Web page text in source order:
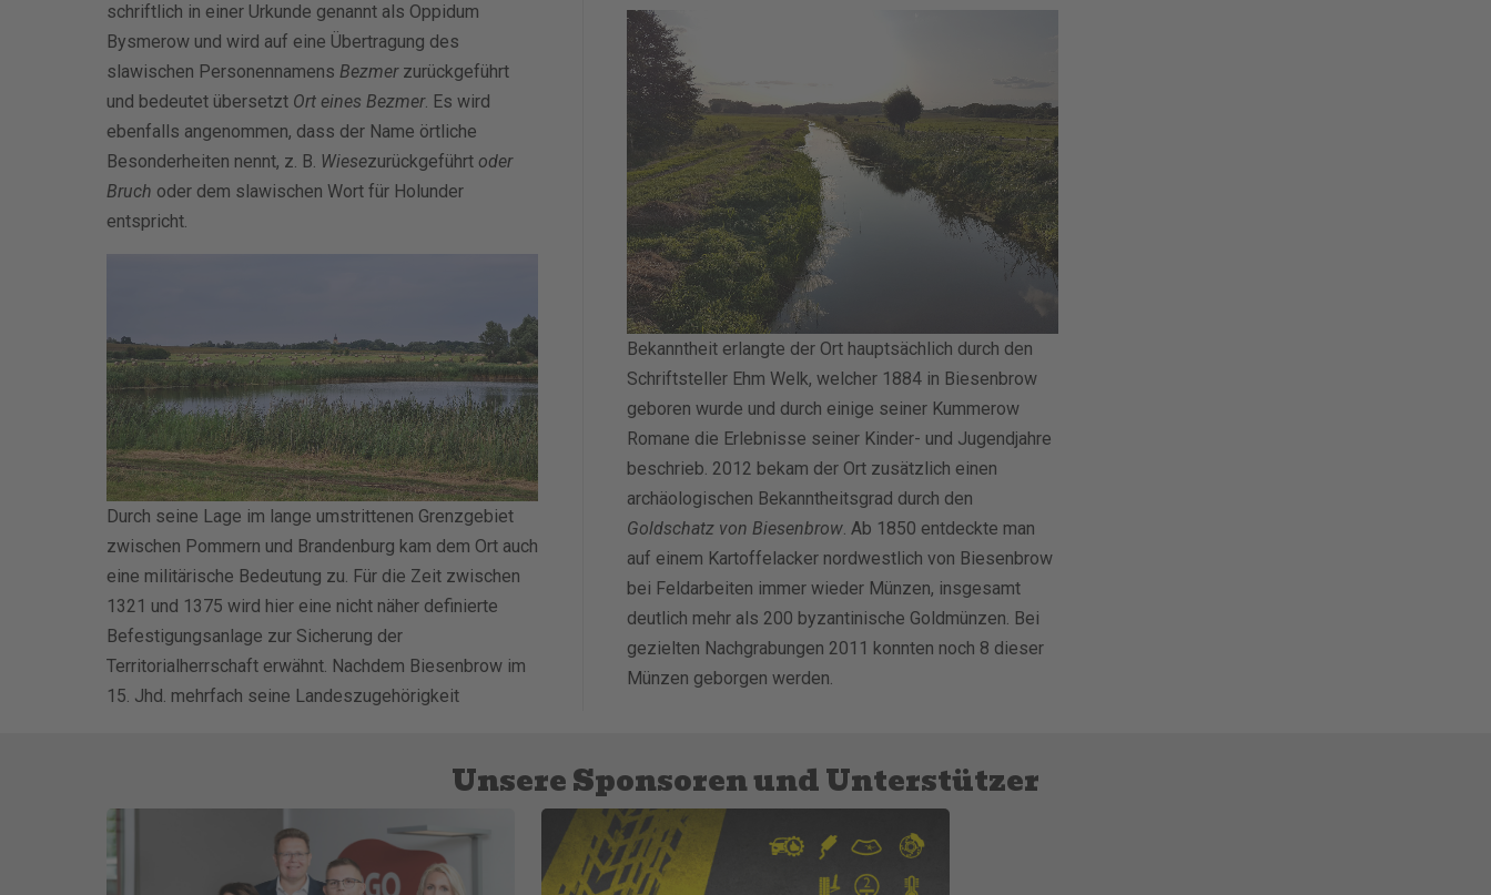
schriftlich in einer Urkunde genannt als Oppidum
Bysmerow und wird auf eine Übertragung des
slawischen Personennamens Bezmerzurückgeführt
und bedeutet übersetzt Ort eines Bezmer. Es wird
ebenfalls angenommen, dass der Name örtliche
Besonderheiten nennt, z. B. Wiesezurückgeführt oder
Bruch oder dem slawischen Wort für Holunder
entspricht.
Durch seine Lage im lange umstrittenen Grenzgebiet
zwischen Pommern und Brandenburg kam dem Ort auch
eine militärische Bedeutung zu. Für die Zeit zwischen
1321 und 1375 wird hier eine nicht näher definierte
Befestigungsanlage zur Sicherung der
Territorialherrschaft erwähnt. Nachdem Biesenbrow im
15. Jhd. mehrfach seine Landeszugehörigkeit
Bekanntheit erlangte der Ort hauptsächlich durch den
Schriftsteller Ehm Welk, welcher 1884 in Biesenbrow
geboren wurde und durch einige seiner Kummerow
Romane die Erlebnisse seiner Kinder- und Jugendjahre
beschrieb. 2012 bekam der Ort zusätzlich einen
archäologischen Bekanntheitsgrad durch den
Goldschatz von Biesenbrow . Ab 1850 entdeckte man
auf einem Kartoffelacker nordwestlich von Biesenbrow
bei Feldarbeiten immer wieder Münzen, insgesamt
deutlich mehr als 200 byzantinische Goldmünzen. Bei
gezielten Nachgrabungen 2011 konnten noch 8 dieser
Münzen geborgen werden.
Unsere Sponsoren und Unterstützer